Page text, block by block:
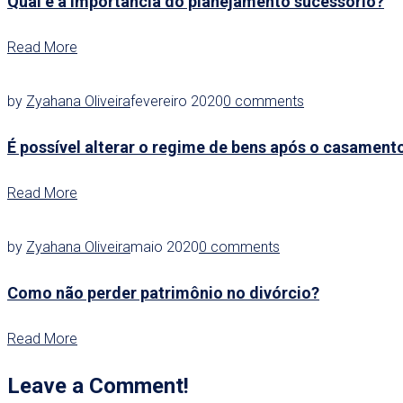
Read More
by Zyahana Oliveirafevereiro 20200 comments
É possível alterar o regime de bens após o
Read More
by Zyahana Oliveiramaio 20200 comments
Como não perder patrimônio no divórcio?
Read More
Leave a Comment!